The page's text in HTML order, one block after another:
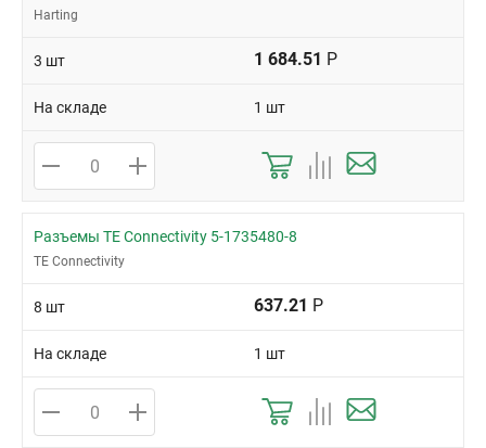
Harting
3 шт 1 684.51 Р
На складе 1 шт
Разъемы TE Connectivity 5-1735480-8
TE Connectivity
8 шт 637.21 Р
На складе 1 шт